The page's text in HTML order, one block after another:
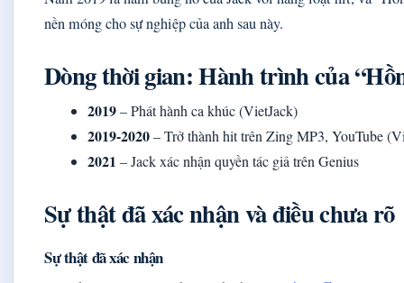
nền móng cho sự nghiệp của anh sau này.
Dòng thời gian: Hành trình của
2019– Phát hành ca khúc (VietJack)
2019‑2020– Trở thành hit trên Zing MP3, YouTube
2021 – Jack xác nhận quyền tác giả trên Genius
Sự thật đã xác nhận và điều chưa rõ
Sự thật đã xác nhận